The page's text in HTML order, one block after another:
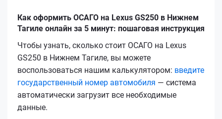
Как оформить ОСАГО на Lexus GS250 в Нижнем
Тагиле онлайн за 5 минут: пошаговая инструкция
Чтобы узнать, сколько стоит ОСАГО на Lexus
GS250 в Нижнем Тагиле, вы можете
воспользоваться нашим калькулятором: введите
государственный номер автомобиля — система
автоматически загрузит все необходимые
данные.